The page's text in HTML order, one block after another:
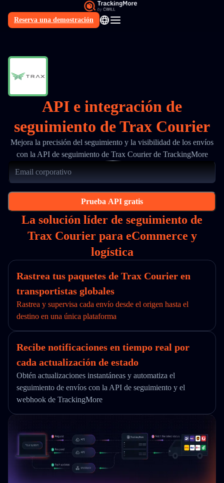
Reserva una demostración
ES
API e integración de
seguimiento de Trax Courier
Mejora la precisión del seguimiento y la visibilidad de los envíos
con la API de seguimiento de Trax Courier de TrackingMore
Prueba API gratis
La solución líder de seguimiento de
Trax Courier para eCommerce y
logística
Rastrea tus paquetes de Trax Courier en
transportistas globales
Rastrea y supervisa cada envío desde el origen hasta el
destino en una única plataforma
Recibe notificaciones en tiempo real por
cada actualización de estado
Obtén actualizaciones instantáneas y automatiza el
seguimiento de envíos con la API de seguimiento y el
webhook de TrackingMore